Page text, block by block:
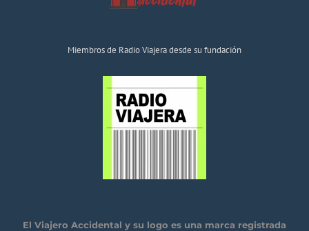
Miembros de Radio Viajera desde su fundación
El Viajero Accidental y su logo es una marca registrada